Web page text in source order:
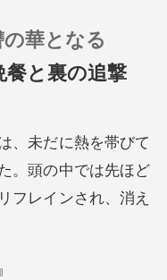
0
華となる
餐と裏の追撃
。頭の中では先ほど